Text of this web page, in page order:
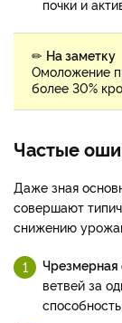
почки и
✏ На заметку
Омоложение
более 30%
Частые
Даже зная
совершают
снижению
Чрезмерная
ветвей за